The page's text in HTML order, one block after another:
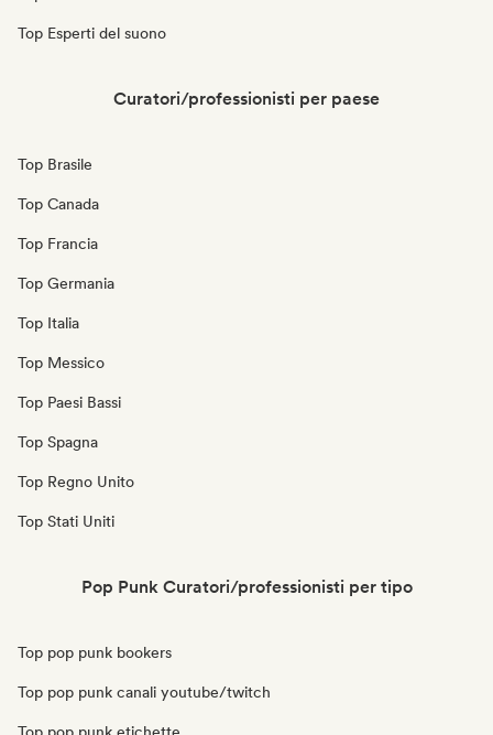
Top Esperti del suono
Curatori/professionisti per paese
Top Brasile
Top Canada
Top Francia
Top Germania
Top Italia
Top Messico
Top Paesi Bassi
Top Spagna
Top Regno Unito
Top Stati Uniti
Pop Punk Curatori/professionisti per tipo
Top pop punk bookers
Top pop punk canali youtube/twitch